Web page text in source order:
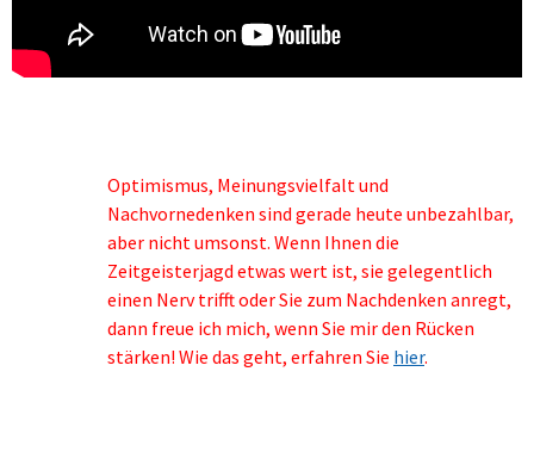
Optimismus, Meinungsvielfalt und
Nachvornedenken sind gerade heute unbezahlbar,
aber nicht umsonst. Wenn Ihnen die
Zeitgeisterjagd etwas wert ist, sie gelegentlich
einen Nerv trifft oder Sie zum Nachdenken anregt,
dann freue ich mich, wenn Sie mir den Rücken
stärken! Wie das geht, erfahren Sie hier.